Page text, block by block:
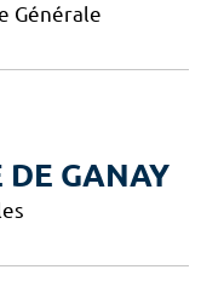
Générale
GANAY